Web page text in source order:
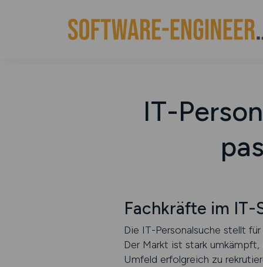
IT-
Fachkräfte im
Die IT-Personalsuche stellt
Der Markt ist stark
Umfeld erfolgreich zu